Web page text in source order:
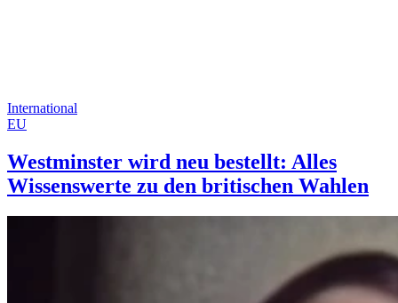
International
EU
Westminster wird neu bestellt: Alles
Wissenswerte zu den britischen Wahlen